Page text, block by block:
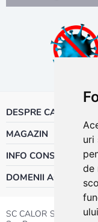
uri
de
DESPRE CALOR
MAGAZIN
INFO CONSUMATOR
DOMENII ACTIVITATE
SC CALOR SRL